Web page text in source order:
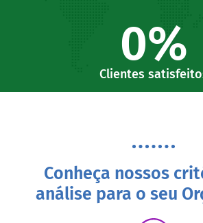
0%
Clientes
Conheça nossos
análise para o seu